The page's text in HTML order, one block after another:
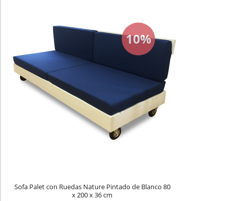
10%
Sofa Palet con Ruedas Nature Pintado de Blanco 80
x 200 x 36 cm